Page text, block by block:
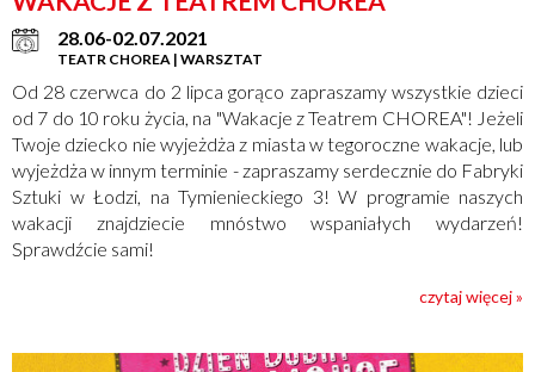
28.06-02.07.2021
TEATR CHOREA | WARSZTAT
Od 28 czerwca do 2 lipca gorąco zapraszamy wszystkie dzieci
od 7 do 10 roku życia, na "Wakacje z Teatrem CHOREA"! Jeżeli
Twoje dziecko nie wyjeżdża z miasta w tegoroczne wakacje, lub
wyjeżdża w innym terminie - zapraszamy serdecznie do Fabryki
Sztuki w Łodzi, na Tymienieckiego 3! W programie naszych
wakacji znajdziecie mnóstwo wspaniałych wydarzeń!
Sprawdźcie sami!
czytaj więcej »